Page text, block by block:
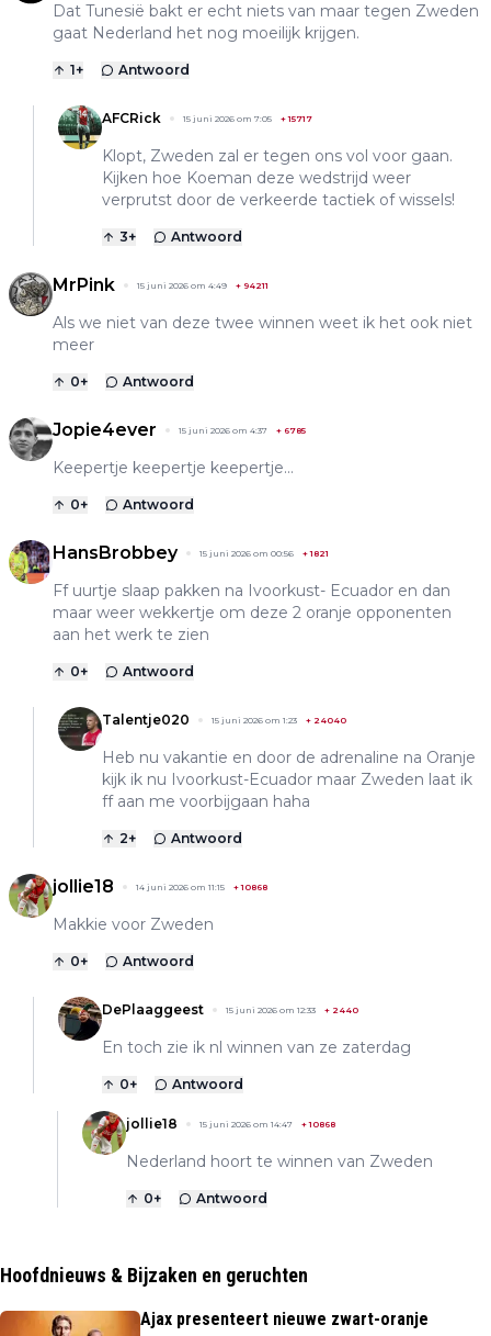
Dat Tunesië bakt er echt niets van maar tegen Zweden
gaat Nederland het nog moeilijk krijgen.
1+ Antwoord
AFCRick 15 juni 2026 om 7:05 +15717
Klopt, Zweden zal er tegen ons vol voor gaan.
Kijken hoe Koeman deze wedstrijd weer
verprutst door de verkeerde tactiek of wissels!
3+ Antwoord
MrPink 15 juni 2026 om 4:49 + 94211
Als we niet van deze twee winnen weet ik het ook niet
meer
0+ Antwoord
Jopie4ever 15 juni 2026 om 4:37 + 6785
Keepertje keepertje keepertje...
0+ Antwoord
HansBrobbey 15 juni 2026 om 00:56 +1821
Ff uurtje slaap pakken na Ivoorkust- Ecuador en dan
maar weer wekkertje om deze 2 oranje opponenten
aan het werk te zien
0+ Antwoord
Talentje020 15 juni 2026 om 1:23 + 24040
Heb nu vakantie en door de adrenaline na Oranje
kijk ik nu Ivoorkust-Ecuador maar Zweden laat ik
ff aan me voorbijgaan haha
2+ Antwoord
jollie18 14 juni 2026 om 11:15 +10868
Makkie voor Zweden
0+ Antwoord
DePlaaggeest 15 juni 2026 om 12:33 + 2440
En toch zie ik nl winnen van ze zaterdag
0+ Antwoord
jollie18 15 juni 2026 om 14:47 +10868
Nederland hoort te winnen van Zweden
0+ Antwoord
Hoofdnieuws & Bijzaken en geruchten
Ajax presenteert nieuwe zwart-oranje